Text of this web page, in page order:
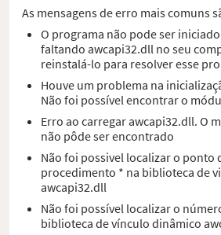
As mensagens de erro mais comuns
O programa não pode ser
faltando awcapi32.dll no seu
reinstalá-lo para resolver esse
Houve um problema na
Não foi possível encontrar o
Erro ao carregar awcapi32.dll. O
não pôde ser encontrado
Não foi possivel localizar o ponto
procedimento * na biblioteca de
awcapi32.dll
Não foi possível localizar o
biblioteca de vínculo dinâmico